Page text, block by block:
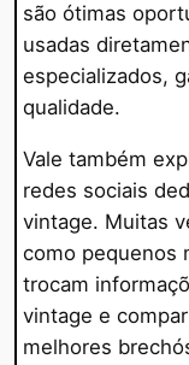
são ótimas
usadas
especializados,
qualidade.
Vale também
redes sociais
vintage. Muitas
como pequenos
trocam
vintage e
melhores